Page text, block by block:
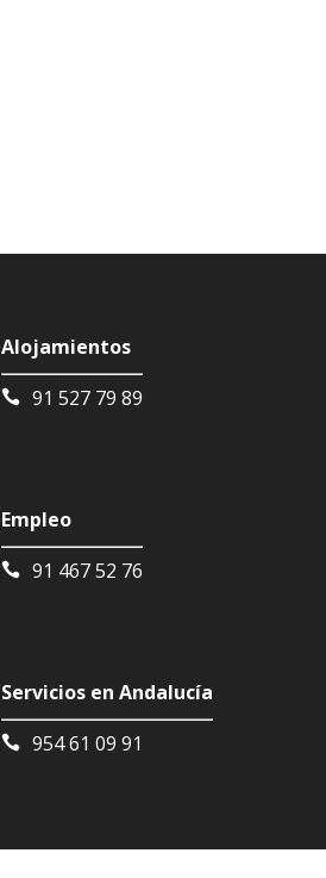
Alojamientos
91 527 79 89
Empleo
91 467 52 76
Servicios en Andalucía
954 61 09 91